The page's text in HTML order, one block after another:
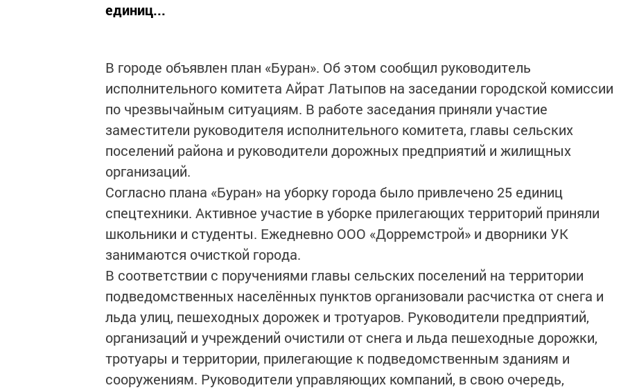
единиц...
В городе объявлен план «Буран». Об этом сообщил руководитель
исполнительного комитета Айрат Латыпов на заседании городской комиссии
по чрезвычайным ситуациям. В работе заседания приняли участие
заместители руководителя исполнительного комитета, главы сельских
поселений района и руководители дорожных предприятий и жилищных
организаций.
Согласно плана «Буран» на уборку города было привлечено 25 единиц
спецтехники. Активное участие в уборке прилегающих территорий приняли
школьники и студенты. Ежедневно ООО «Дорремстрой» и дворники УК
занимаются очисткой города.
В соответствии с поручениями главы сельских поселений на территории
подведомственных населённых пунктов организовали расчистка от снега и
льда улиц, пешеходных дорожек и тротуаров. Руководители предприятий,
организаций и учреждений очистили от снега и льда пешеходные дорожки,
тротуары и территории, прилегающие к подведомственным зданиям и
сооружениям. Руководители управляющих компаний, в свою очередь,